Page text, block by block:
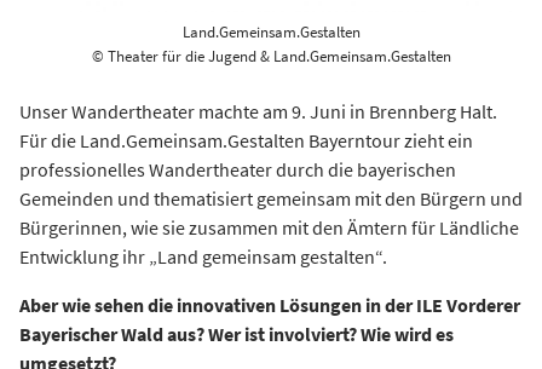
Land.Gemeinsam.Gestalten
© Theater für die Jugend & Land.Gemeinsam.Gestalten
Unser Wandertheater machte am 9. Juni in Brennberg Halt.
Für die Land.Gemeinsam.Gestalten Bayerntour zieht ein
professionelles Wandertheater durch die bayerischen
Gemeinden und thematisiert gemeinsam mit den Bürgern und
Bürgerinnen, wie sie zusammen mit den Ämtern für Ländliche
Entwicklung ihr „Land gemeinsam gestalten“.
Aber wie sehen die innovativen Lösungen in der ILE Vorderer
Bayerischer Wald aus? Wer ist involviert? Wie wird es
umgesetzt?